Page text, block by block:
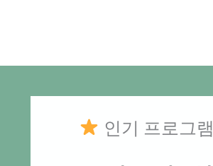
인기 프로그램